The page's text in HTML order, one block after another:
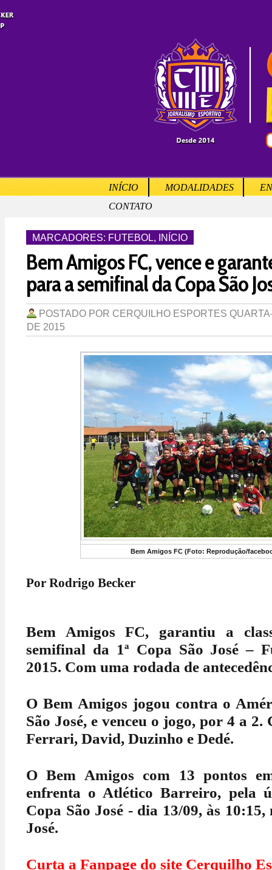
INÍCIO MODALIDADES
CONTATO
MARCADORES: FUTEBOL, INÍCIO
Bem Amigos FC, vence e
para a semifinal da Copa São
POSTADO POR CERQUILHO ESPORTES
DE 2015
Bem Amigos FC (Foto: Reprodução/
Por Rodrigo Becker
Bem Amigos FC, garantiu a
semifinal da 1ª Copa São José –
2015. Com uma rodada de
O Bem Amigos jogou contra o
São José, e venceu o jogo, por 4 a 2.
Ferrari, David, Duzinho e Dedé.
O Bem Amigos com 13 pontos
enfrenta o Atlético Barreiro, pela
Copa São José - dia 13/09, às
José.
Curta a Fanpage do site Cerquilho